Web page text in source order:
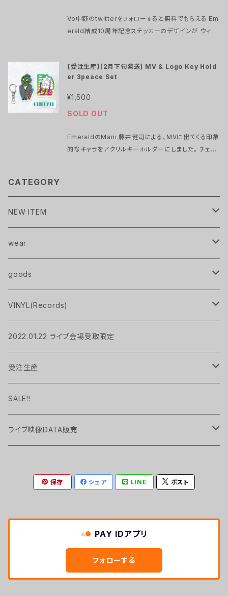
Vo中野のtwitterをフォローすると無料でもらえる Em
erald結成10周年記念ステッカーのデザインが ウィス
ください。 受注生産品のため、商品発送までお時間を
いただきます。 お急ぎの場合はご注文をお控えくださ
【受注生産】[2月下旬発送] MV & Logo Key Hold
er 3peace Set
¥1,500
SOLD OUT
EmeraldのMani.藤井健司による、MVに出てくる印象
的なキャラをアクリルキーホルダーにしました。 チェー
enough MV Key Holder "mabo星人" Letters M
V Key Holder "中野ゾンビ" Simple Logo Key H
ください。 注文受付：2022/1月末まで 発送時期：202
CATEGORY
NEW ITEM
Pavlov City
handkerchief
Pavlov City
wear
T-Shirts
Pavlov City
MIRAGE
sweat
socks
Hoodie
Pavlov City
Long Sleeve Tee
goods
pouch
bag
candle
handkerchief
cup
MIRAGE
Whisky Glass
VINYL(Records)
LP
EP
2022.01.22 ライブ会場受取限定
受注生産
現品限り
SALE!!
ライブ映像DATA販売
保存 シェア LINE ポスト
PAY IDアプリ
フォローする